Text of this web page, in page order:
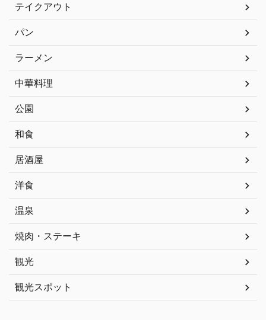
テイクアウト
パン
ラーメン
中華料理
公園
和食
居酒屋
洋食
温泉
焼肉・ステーキ
観光
観光スポット